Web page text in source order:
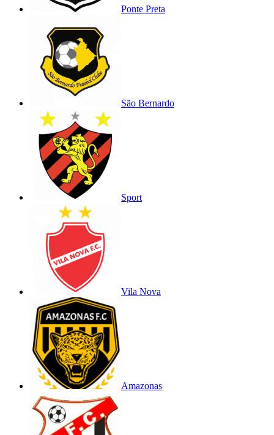
Ponte Preta
São Bernardo
Sport
Vila Nova
Amazonas